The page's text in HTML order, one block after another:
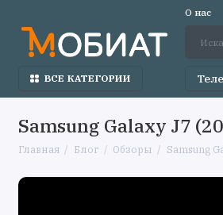
О нас
ВСЕ КАТЕГОРИИ
Samsung Galaxy J7
Главная Блог Обзоры Samsung